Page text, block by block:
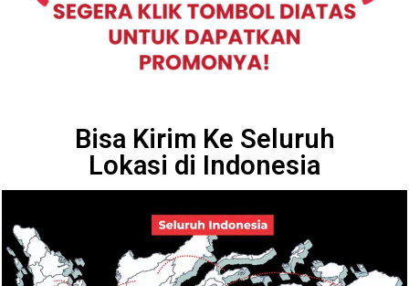
Bisa Kirim Ke Seluruh
Lokasi di Indonesia